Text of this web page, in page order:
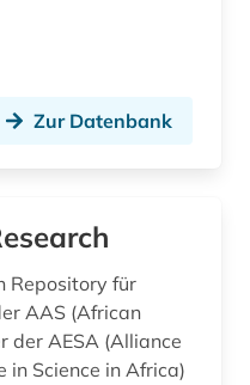
beschäftigungstherapie (1)
betriebswirtschaftslehre (1)
Zur Datenbank
Repository für
AAS (African
der AESA (Alliance
in Science in Africa)